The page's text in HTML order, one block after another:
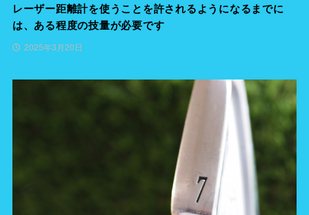
レーザー距離計を使うことを許されるようになるまでに
は、ある程度の技量が必要です
2025年3月20日